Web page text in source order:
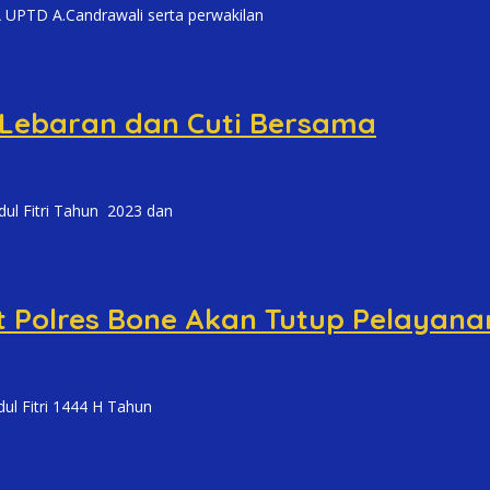
A.Candrawali serta perwakilan
dan Cuti Bersama
Fitri Tahun 2023 dan
Bone Akan Tutup
Fitri 1444 H Tahun